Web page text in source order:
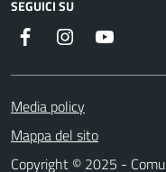
SEGUICI SU
Facebook Instagram
Media policy
Mappa del sito
Copyright © 2025 -